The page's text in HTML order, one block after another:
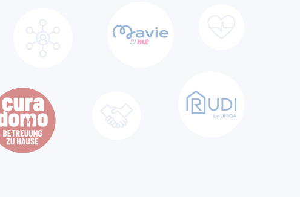
Zusammenarbeit
Nähe mit der